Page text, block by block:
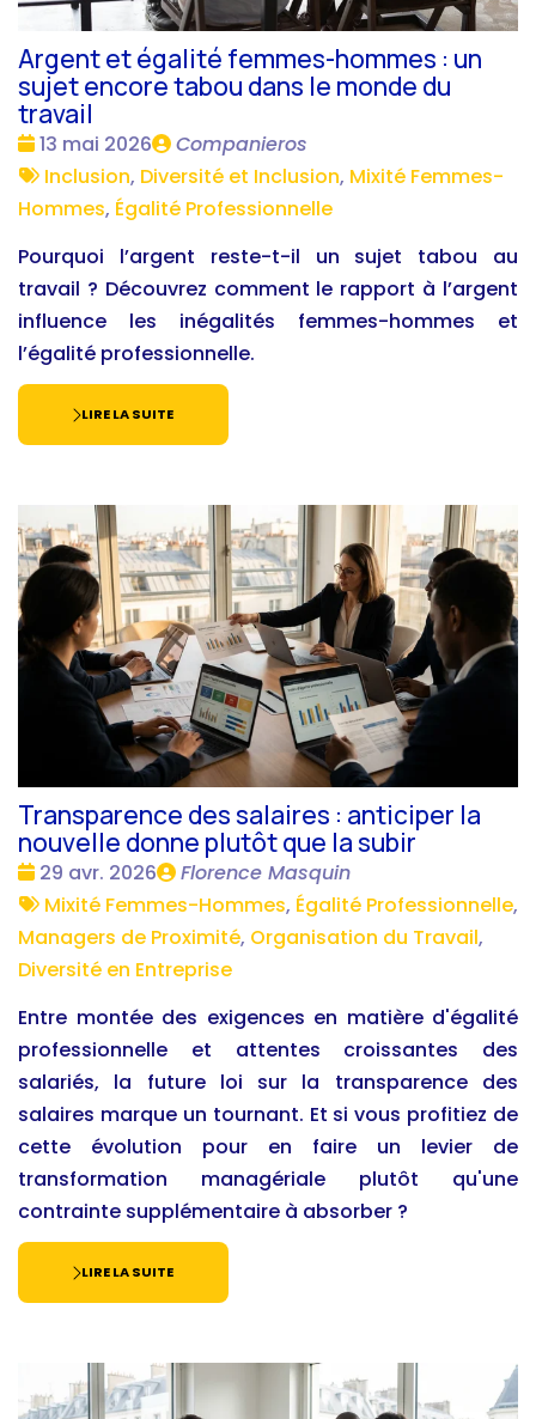
Argent et égalité femmes-hommes : un
sujet encore tabou dans le monde du
travail
Date
:
13 mai 2026
Publié
par
Companieros
Tags
:
Inclusion, Diversité et Inclusion, Mixité Femmes-
Hommes, Égalité Professionnelle
Pourquoi l’argent reste-t-il un sujet tabou au
travail ? Découvrez comment le rapport à l’argent
influence les inégalités femmes-hommes et
l’égalité professionnelle.
LIRE LA SUITE
Transparence des salaires : anticiper la
nouvelle donne plutôt que la subir
Date
:
29 avr. 2026
Publié
par
Florence Masquin
Tags
:
Mixité Femmes-Hommes, Égalité Professionnelle,
Managers de Proximité, Organisation du Travail,
Diversité en Entreprise
Entre montée des exigences en matière d'égalité
professionnelle et attentes croissantes des
salariés, la future loi sur la transparence des
salaires marque un tournant. Et si vous profitiez de
cette évolution pour en faire un levier de
transformation managériale plutôt qu'une
contrainte supplémentaire à absorber ?
LIRE LA SUITE